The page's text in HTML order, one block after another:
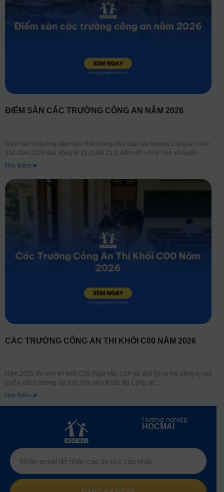
ĐIỂM SÀN CÁC TRƯỜNG CÔNG AN NĂM 2026
Điểm sàn (ngưỡng đảm bảo chất lượng đầu vào) các trường Công an nhân
dân năm 2026 dao động từ 15,0 đến 21,0 điểm đối với tổ hợp xét tuyển
Đọc thêm ➤
CÁC TRƯỜNG CÔNG AN THI KHỐI C00 NĂM 2026
Năm 2026, thí sinh thi khối C00 (Ngữ văn, Lịch sử, Địa lý) có thể đăng ký xét
tuyển vào 5 trường đại học, học viện thuộc Bộ Công an,
Đọc thêm ➤
Hướng nghiệp
HOCMAI